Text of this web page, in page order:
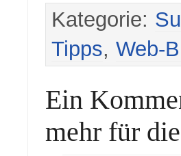
Kategorie:
Tipps, Web-
Ein
mehr für